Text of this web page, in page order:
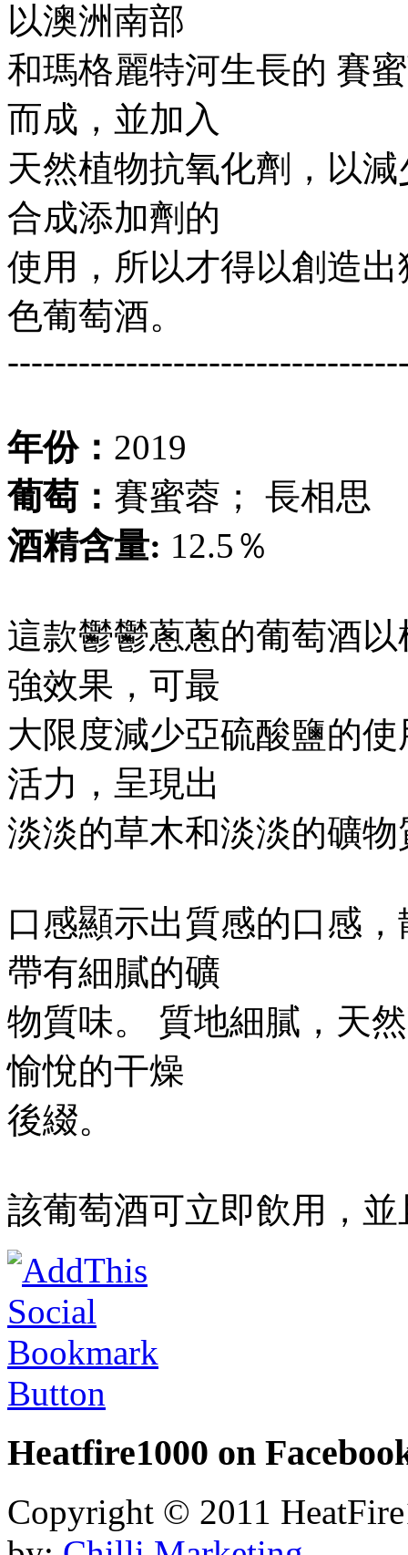
以澳洲南部
和瑪格麗特河生長的 賽
而成，並加入
天然植物抗氧化劑，以
合成添加劑的
使用，所以才得以創造
色葡萄酒。
年份： 2019
葡萄： 賽蜜蓉； 長相思
酒精含量: 12.5％
這款鬱鬱蔥蔥的葡萄酒
強效果，可最
大限度減少亞硫酸鹽的
活力，呈現出
淡淡的草木和淡淡的礦物
口感顯示出質感的口感
帶有細膩的礦
物質味。 質地細膩，天
愉悅的干燥
後綴。
該葡萄酒可立即飲用，
Heatfire1000 on
Copyright © 2011